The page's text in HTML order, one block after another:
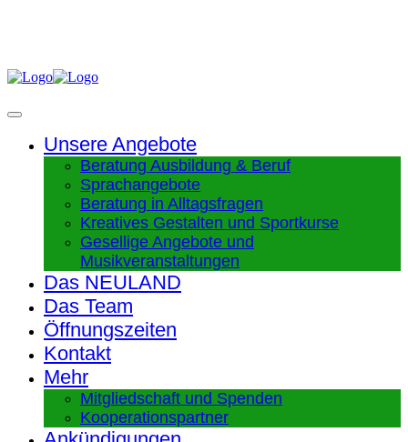
Unsere Angebote
Beratung Ausbildung & Beruf
Sprachangebote
Beratung in Alltagsfragen
Kreatives Gestalten und Sportkurse
Gesellige Angebote und
Musikveranstaltungen
Das NEULAND
Das Team
Öffnungszeiten
Kontakt
Mehr
Mitgliedschaft und Spenden
Kooperationspartner